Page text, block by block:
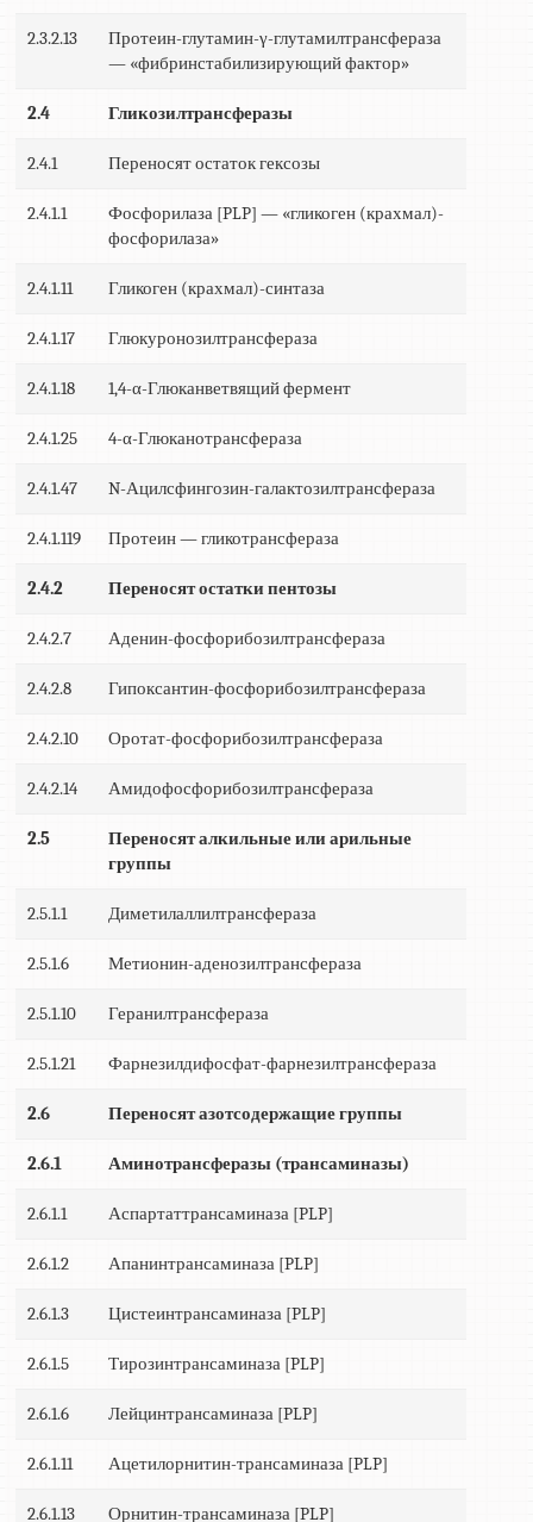
2.3.2.13
Протеин-глутамин-γ-глутамилтрансфераза
— «фибринстабилизирующий фактор»
2.4 Гликозилтрансферазы
2.4.1 Переносят остаток гексозы
2.4.1.1
Фосфорилаза [PLP] — «гликоген (крахмал)-
фосфорилаза»
2.4.1.11 Гликоген (крахмал)-синтаза
2.4.1.17 Глюкуронозилтрансфераза
2.4.1.18 1,4-α-Глюканветвящий фермент
2.4.1.25 4-α-Глюканотрансфераза
2.4.1.47 N-Ацилсфингозин-галактозилтрансфераза
2.4.1.119 Протеин — гликотрансфераза
2.4.2 Переносят остатки пентозы
2.4.2.7 Аденин-фосфорибозилтрансфераза
2.4.2.8 Гипоксантин-фосфорибозилтрансфераза
2.4.2.10 Оротат-фосфорибозилтрансфераза
2.4.2.14 Амидофосфорибозилтрансфераза
2.5
Переносят алкильные или арильные
группы
2.5.1.1 Диметилаллилтрансфераза
2.5.1.6 Метионин-аденозилтрансфераза
2.5.1.10 Геранилтрансфераза
2.5.1.21 Фарнезилдифосфат-фарнезилтрансфераза
2.6 Переносят азотсодержащие группы
2.6.1 Аминотрансферазы (трансаминазы)
2.6.1.1 Аспартаттрансаминаза [PLP]
2.6.1.2 Апанинтрансаминаза [PLP]
2.6.1.3 Цистеинтрансаминаза [PLP]
2.6.1.5 Тирозинтрансаминаза [PLP]
2.6.1.6 Лейцинтрансаминаза [PLP]
2.6.1.11 Ацетилорнитин-трансаминаза [PLP]
2.6.1.13 Орнитин-трансаминаза [PLP]